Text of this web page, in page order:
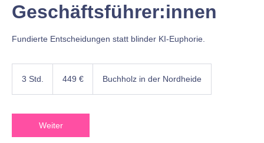
Geschäftsführer:innen
Fundierte Entscheidungen statt blinder KI-Euphorie.
3 Std.
d
.
449 € Buchholz in der Nordheide
Weiter